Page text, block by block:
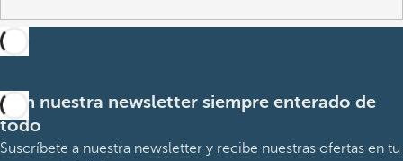
Con nuestra newsletter siempre enterado de
todo
Suscríbete a nuestra newsletter y recibe nuestras ofertas en tu